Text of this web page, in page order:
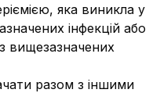
яка виникла у
інфекцій або
вищезазначених
разом з іншими